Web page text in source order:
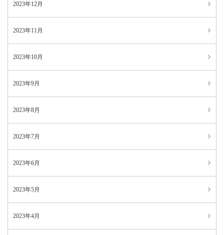
2023年12月
2023年11月
2023年10月
2023年9月
2023年8月
2023年7月
2023年6月
2023年5月
2023年4月